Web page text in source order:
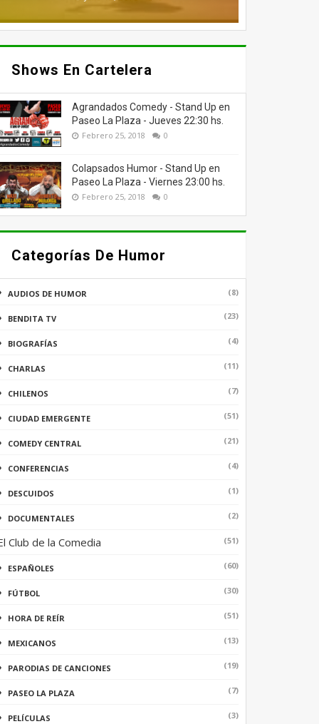
Shows En Cartelera
Agrandados Comedy - Stand Up en
Paseo La Plaza - Jueves 22:30 hs.
Febrero 25, 2018 0
Colapsados Humor - Stand Up en
Paseo La Plaza - Viernes 23:00 hs.
Febrero 25, 2018 0
Categorías De Humor
AUDIOS DE HUMOR (8)
BENDITA TV (23)
BIOGRAFÍAS (4)
CHARLAS (11)
CHILENOS (7)
CIUDAD EMERGENTE (51)
COMEDY CENTRAL (21)
CONFERENCIAS (4)
DESCUIDOS (1)
DOCUMENTALES (2)
Club de la Comedia (51)
ESPAÑOLES (60)
FÚTBOL (30)
HORA DE REÍR (51)
MEXICANOS (13)
PARODIAS DE CANCIONES (19)
PASEO LA PLAZA (7)
PELÍCULAS (3)